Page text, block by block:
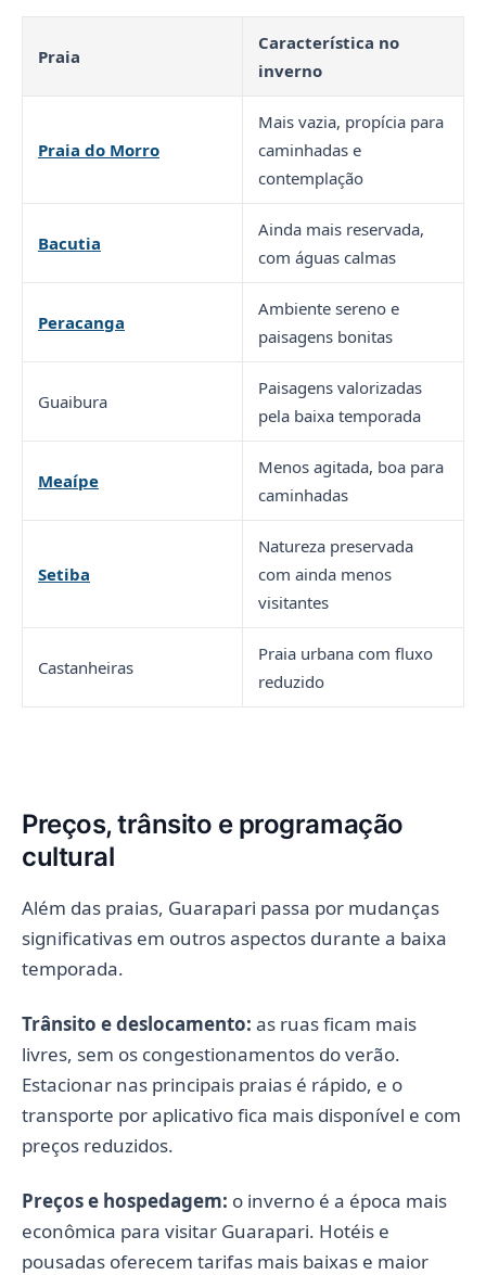
Praia
Característica no
inverno
Praia do Morro
Mais vazia, propícia para
caminhadas e
contemplação
Bacutia
Ainda mais reservada,
com águas calmas
Peracanga
Ambiente sereno e
paisagens bonitas
Guaibura
Paisagens valorizadas
pela baixa temporada
Meaípe
Menos agitada, boa para
caminhadas
Setiba
Natureza preservada
com ainda menos
visitantes
Castanheiras
Praia urbana com fluxo
reduzido
Preços, trânsito e programação
cultural
Além das praias, Guarapari passa por mudanças
significativas em outros aspectos durante a baixa
temporada.
Trânsito e deslocamento: as ruas ficam mais
livres, sem os congestionamentos do verão.
Estacionar nas principais praias é rápido, e o
transporte por aplicativo fica mais disponível e com
preços reduzidos.
Preços e hospedagem: o inverno é a época mais
econômica para visitar Guarapari. Hotéis e
pousadas oferecem tarifas mais baixas e maior